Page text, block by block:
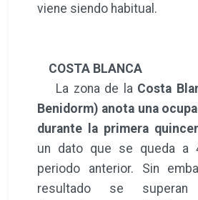
viene siendo habitual.
COSTA BLANCA
La zona de la Costa
Benidorm) anota una
durante la primera
un dato que se queda a
periodo anterior. Sin
resultado se